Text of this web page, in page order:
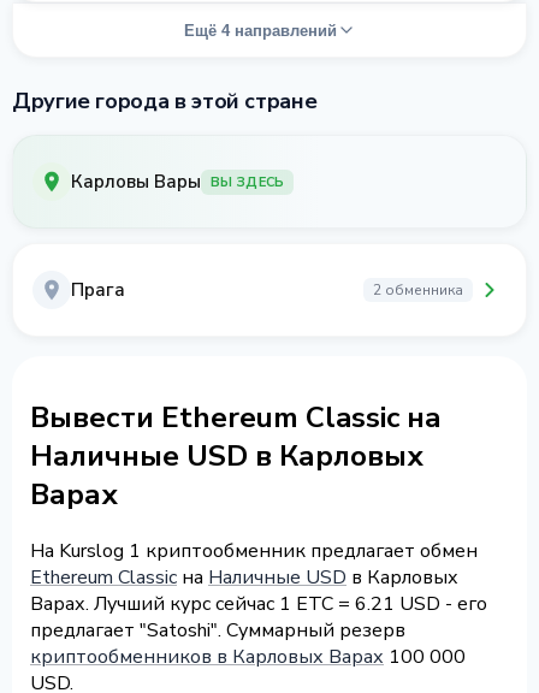
Ещё 4 направлений
Другие города в этой стране
Карловы Вары ВЫ ЗДЕСЬ
Прага 2 обменника
Вывести Ethereum Classic на
Наличные USD в Карловых
Варах
На Kurslog 1 криптообменник предлагает обмен
Ethereum Classic на Наличные USD в Карловых
Варах. Лучший курс сейчас 1 ETC = 6.21 USD - его
предлагает "Satoshi". Суммарный резерв
криптообменников в Карловых Варах 100 000
USD.